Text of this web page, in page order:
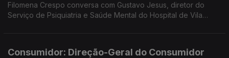
Filomena Crespo conversa com Gustavo Jesus, diretor do
Serviço de Psiquiatria e Saúde Mental do Hospital de Vila
Consumidor: Direção-Geral do Consumidor